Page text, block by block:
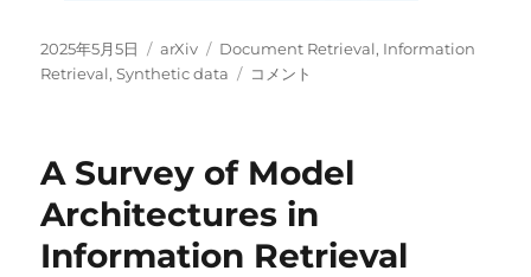
投
稿
2025年5月5日
カ
テ
arXiv
タ
グ
Document Retrieval, Information
Retrieval,Synthetic data
ReasonIR:
Reasoning
Tasks
に
コメント
A Survey of Model
Architectures in
Information Retrieval